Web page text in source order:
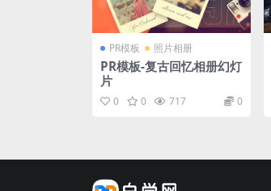
PR模板 照片相册
PR模板-复古回忆相册幻灯
片
0 0 717 0